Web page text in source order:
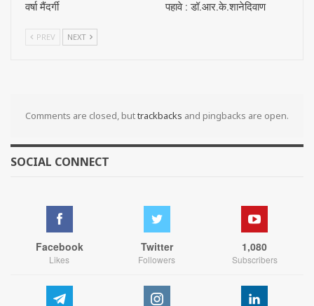
वर्षा मैंदर्गी
पहावे : डॉ.आर.के.शानेदिवाण
PREV NEXT
Comments are closed, buttrackbacks and pingbacks are open.
SOCIAL CONNECT
Facebook
Likes
Twitter
Followers
1,080
Subscribers